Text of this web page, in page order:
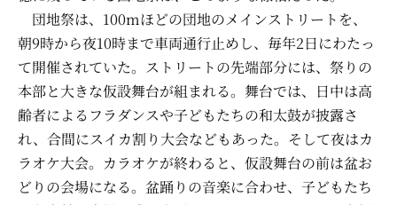
団地祭は、100mほどの団地のメインストリートを、
朝9時から夜10時まで車両通行止めし、毎年2日にわたっ
て開催されていた。ストリートの先端部分には、祭りの
本部と大きな仮設舞台が組まれる。舞台では、日中は高
齢者によるフラダンスや子どもたちの和太鼓が披露さ
れ、合間にスイカ割り大会などもあった。そして夜はカ
ラオケ大会。カラオケが終わると、仮設舞台の前は盆お
どりの会場になる。盆踊りの音楽に合わせ、子どもたち